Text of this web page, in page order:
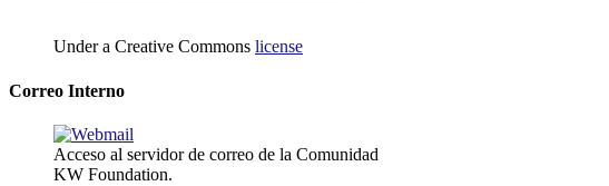
Under a Creative Commons license
Correo Interno
Acceso al servidor de correo de la Comunidad
KW Foundation.